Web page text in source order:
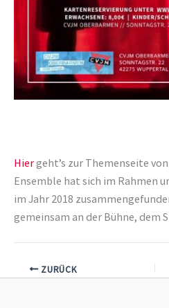
Hiergeht’s zur Themenseite von
Ensemble hat sich im Rahmen
im Jahr 2018
gemeinsam an der Bühne, dem
ZURÜCK